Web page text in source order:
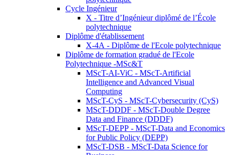
Cycle Ingénieur
X - Titre d’Ingénieur diplômé de l’École
polytechnique
Diplôme d'établissement
X-4A - Diplôme de l'Ecole polytechnique
Diplôme de formation gradué de l'Ecole
Polytechnique -MSc&T
MScT-AI-ViC - MScT-Artificial
Intelligence and Advanced Visual
Computing
MScT-CyS - MScT-Cybersecurity (CyS)
MScT-DDDF - MScT-Double Degree
Data and Finance (DDDF)
MScT-DEPP - MScT-Data and Economics
for Public Policy (DEPP)
MScT-DSB - MScT-Data Science for